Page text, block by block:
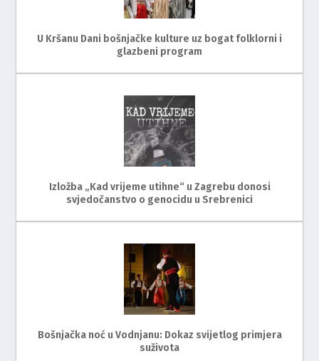
U Kršanu Dani bošnjačke kulture uz bogat folklorni i
glazbeni program
Izložba „Kad vrijeme utihne“ u Zagrebu donosi
svjedočanstvo o genocidu u Srebrenici
Bošnjačka noć u Vodnjanu: Dokaz svijetlog primjera
suživota